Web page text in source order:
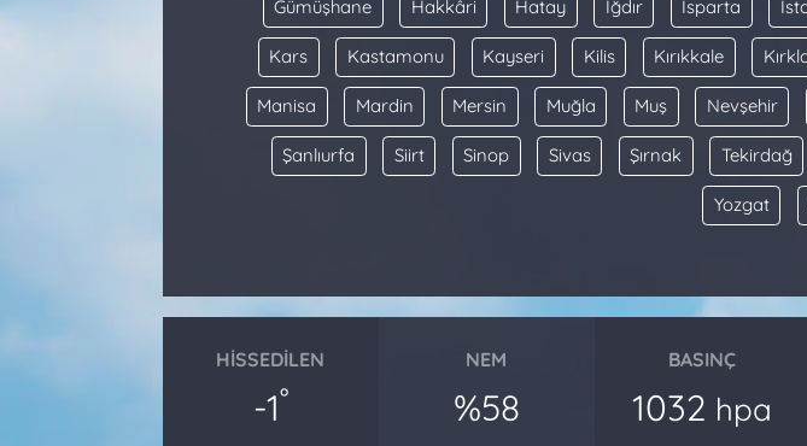
Gümüşhane Hakkâri Hatay Iğdır Isparta
Kars Kastamonu Kayseri Kilis Kırıkkale
Manisa Mardin Mersin Muğla Muş Nevşehir
Şanlıurfa Siirt Sinop Sivas Şırnak Tekirdağ
Yozgat
HISSEDILEN
-1°
NEM
%58
BASINÇ
1032 hpa